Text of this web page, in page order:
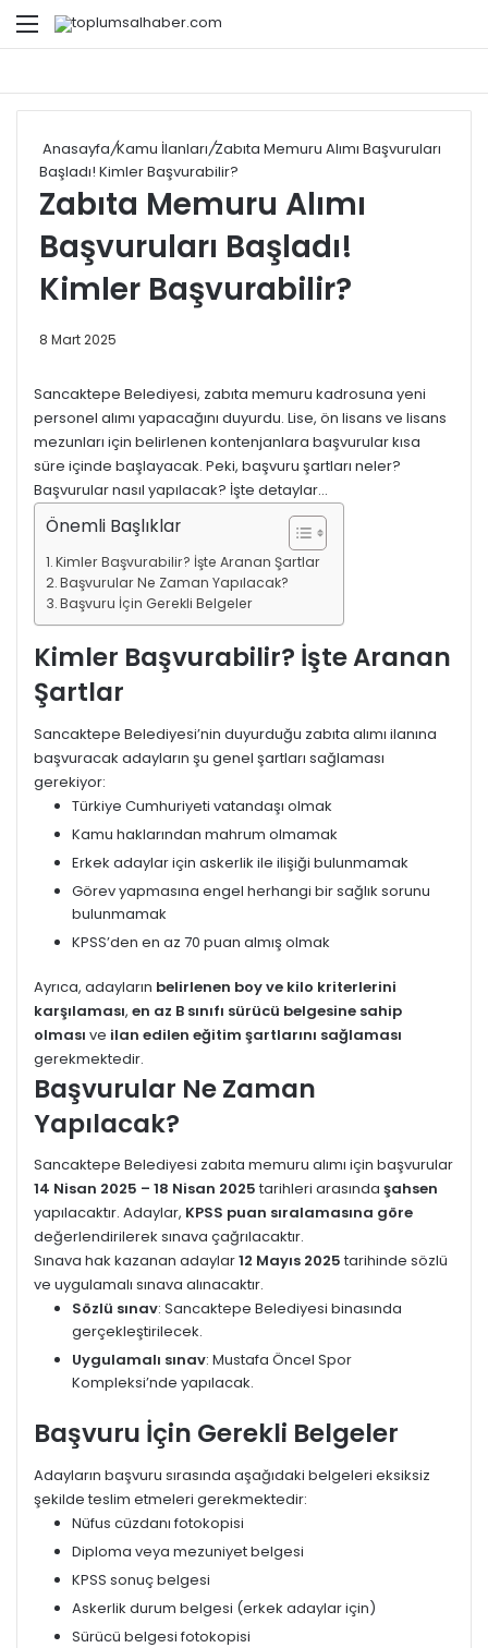
Menü
Anasayfa/Kamu İlanları/Zabıta Memuru Alımı Başvuruları
Başladı! Kimler Başvurabilir?
Zabıta Memuru Alımı
Başvuruları Başladı!
Kimler Başvurabilir?
8 Mart 2025
Sancaktepe Belediyesi, zabıta memuru kadrosuna yeni
personel alımı yapacağını duyurdu. Lise, ön lisans ve lisans
mezunları için belirlenen kontenjanlara başvurular kısa
süre içinde başlayacak. Peki, başvuru şartları neler?
Başvurular nasıl yapılacak? İşte detaylar…
Önemli Başlıklar
Kimler Başvurabilir? İşte Aranan Şartlar
Başvurular Ne Zaman Yapılacak?
Başvuru İçin Gerekli Belgeler
Kimler Başvurabilir? İşte Aranan
Şartlar
Sancaktepe Belediyesi’nin duyurduğu zabıta alımı ilanına
başvuracak adayların şu genel şartları sağlaması
gerekiyor:
Türkiye Cumhuriyeti vatandaşı olmak
Kamu haklarından mahrum olmamak
Erkek adaylar için askerlik ile ilişiği bulunmamak
Görev yapmasına engel herhangi bir sağlık sorunu
bulunmamak
KPSS’den en az 70 puan almış olmak
Ayrıca, adayların belirlenen boy ve kilo kriterlerini
karşılaması, en az B sınıfı sürücü belgesine sahip
olması ve ilan edilen eğitim şartlarını sağlaması
gerekmektedir.
Başvurular Ne Zaman
Yapılacak?
Sancaktepe Belediyesi zabıta memuru alımı için başvurular
14 Nisan 2025 – 18 Nisan 2025tarihleri arasında şahsen
yapılacaktır. Adaylar, KPSS puan sıralamasına göre
değerlendirilerek sınava çağrılacaktır.
Sınava hak kazanan adaylar12 Mayıs 2025tarihinde sözlü
ve uygulamalı sınava alınacaktır.
Sözlü sınav: Sancaktepe Belediyesi binasında
gerçekleştirilecek.
Uygulamalı sınav: Mustafa Öncel Spor
Kompleksi’nde yapılacak.
Başvuru İçin Gerekli Belgeler
Adayların başvuru sırasında aşağıdaki belgeleri eksiksiz
şekilde teslim etmeleri gerekmektedir:
Nüfus cüzdanı fotokopisi
Diploma veya mezuniyet belgesi
KPSS sonuç belgesi
Askerlik durum belgesi (erkek adaylar için)
Sürücü belgesi fotokopisi